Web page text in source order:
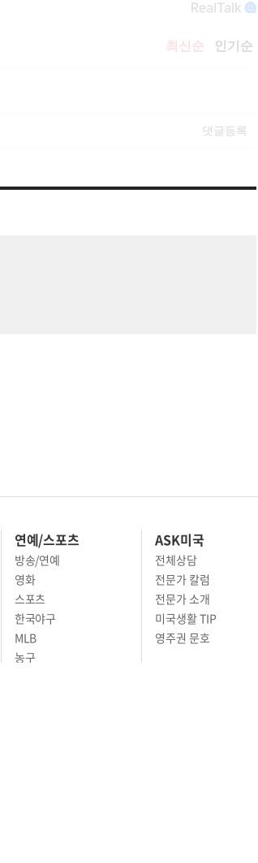
연예/스포츠
방송/연예
영화
스포츠
한국야구
ASK미국
전체상담
전문가 칼럼
전문가 소개